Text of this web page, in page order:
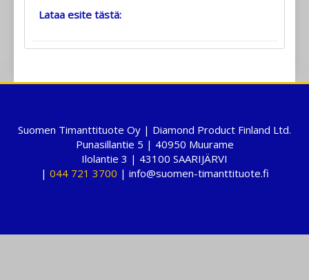
Lataa esite tästä:
Suomen Timanttituote Oy | Diamond Product Finland Ltd.
Punasillantie 5 | 40950 Muurame
Ilolantie 3 | 43100 SAARIJÄRVI
| 044 721 3700 | info@suomen-timanttituote.fi